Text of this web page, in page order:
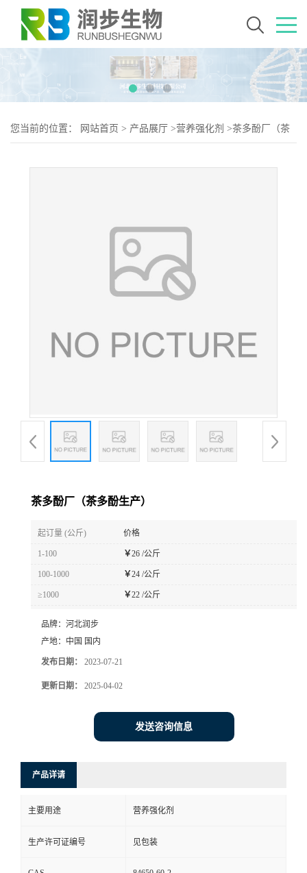
您当前的位置： 网站首页 > 产品展厅 >营养强化剂 >茶多酚厂（茶
茶多酚厂（茶多酚生产）
起订量 (公斤) 价格
1-100 ￥26 /公斤
100-1000 ￥24 /公斤
≥1000 ￥22 /公斤
品牌： 河北润步
产地： 中国 国内
发布日期： 2023-07-21
更新日期： 2025-04-02
发送咨询信息
产品详请
主要用途 营养强化剂
生产许可证编号 见包装